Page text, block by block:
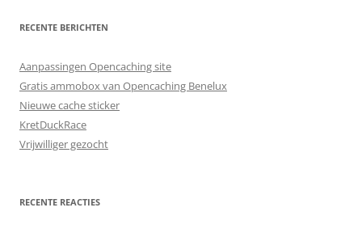
RECENTE BERICHTEN
Aanpassingen Opencaching site
Gratis ammobox van Opencaching Benelux
Nieuwe cache sticker
KretDuckRace
Vrijwilliger gezocht
RECENTE REACTIES